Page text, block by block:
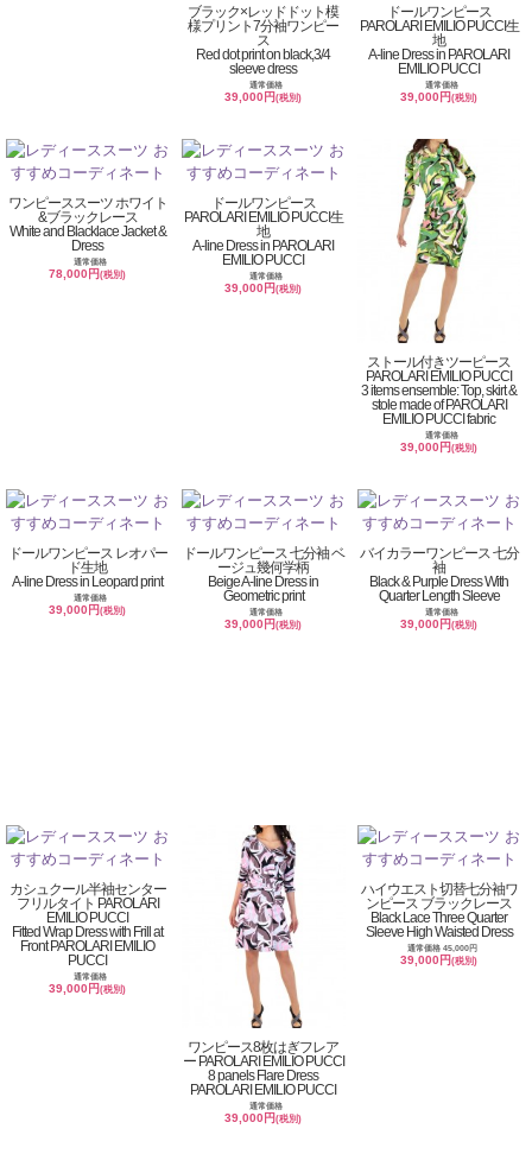
ブラック×レッドドット模
様プリント7分袖ワンピー
ス
Red dot print on black,3/4
sleeve dress
通常価格
39,000円(税別)
ドールワンピース
PAROLARI EMILIO PUCCI生
地
A-line Dress in PAROLARI
EMILIO PUCCI
通常価格
39,000円(税別)
ワンピーススーツ ホワイト
&ブラックレース
White and Blacklace Jacket &
Dress
通常価格
78,000円(税別)
ドールワンピース
PAROLARI EMILIO PUCCI生
地
A-line Dress in PAROLARI
EMILIO PUCCI
通常価格
39,000円(税別)
ストール付きツーピース
PAROLARI EMILIO PUCCI
3 items ensemble: Top, skirt &
stole made of PAROLARI
EMILIO PUCCI fabric
通常価格
39,000円(税別)
ドールワンピース レオパー
ド生地
A-line Dress in Leopard print
通常価格
39,000円(税別)
ドールワンピース 七分袖 ベ
ージュ幾何学柄
Beige A-line Dress in
Geometric print
通常価格
39,000円(税別)
バイカラーワンピース 七分
袖
Black & Purple Dress With
Quarter Length Sleeve
通常価格
39,000円(税別)
カシュクール半袖センター
フリルタイト PAROLARI
EMILIO PUCCI
Fitted Wrap Dress with Frill at
Front PAROLARI EMILIO
PUCCI
通常価格
39,000円(税別)
ワンピース8枚はぎフレア
ー PAROLARI EMILIO PUCCI
8 panels Flare Dress
PAROLARI EMILIO PUCCI
通常価格
39,000円(税別)
ハイウエスト切替七分袖ワ
ンピース ブラックレース
Black Lace Three Quarter
Sleeve High Waisted Dress
通常価格 45,000円
39,000円(税別)